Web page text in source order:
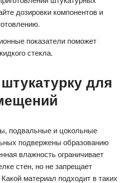
дозировки компонентов и
показатели поможет
стекла.
для
подвальные и цокольные
подвержены образованию
влажность ограничивает
стен, но не запрещает
материал подходит в таких